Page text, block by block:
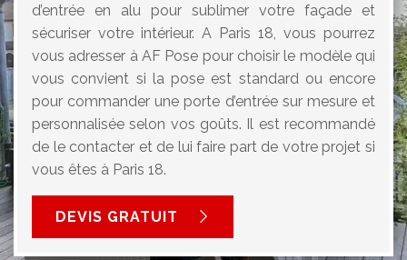
d’entrée en alu pour sublimer votre façade et
sécuriser votre intérieur. A Paris 18, vous pourrez
vous adresser à AF Pose pour choisir le modèle qui
vous convient si la pose est standard ou encore
pour commander une porte d’entrée sur mesure et
personnalisée selon vos goûts. Il est recommandé
de le contacter et de lui faire part de votre projet si
vous êtes à Paris 18.
DEVIS GRATUIT